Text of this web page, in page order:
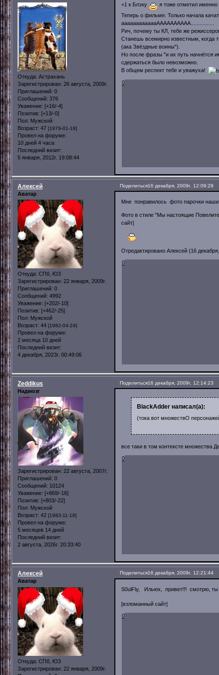
Откуда: Астрахань
Зарегистрирован: 26 августа, 2009г.
Приглашений: 0
Сообщений: 376
Уважение: [+16/-4]
Позитив: [+13/-0]
Пол: Мужской
Возраст: 47 [1979-01-18]
Провел на форуме:
10 дней 4 часа
Последний визит:
5 января, 2012г. 19:08:44
+1 к Блэку
я тоже отметил
Теперь о фильме: Только начала
ааааааааааааАААААААААА................
Рич, почему ты КЛ, тебе же
Станешь всемирно известным, когда
(ака Звёздные воины").
Но после фразы "и их путь начнётся
сдержаться было невозможно.
В общем респект тебе и уважуха!
0
Поделиться16 декабря, 2009г. 12:09:28
Алексей
Аватар
Откуда: СПб, ЮЗ
Зарегистрирован: 22 января, 2009г.
Приглашений: 0
Сообщений: 4992
Уважение: [+202/-10]
Позитив: [+462/-25]
Пол: Мужской
Возраст: 44 [1982-04-24]
Провел на форуме:
2 месяца 10 дней
Последний визит:
4 декабря, 2023г. 00:49:06
Мне понравилось фото парочки
Фото в стиле "Мы настоящие
сайт]
Отредактировано Алексей (16
0
Поделиться16 декабря, 2009г. 12:14:23
Zeddikus
Надмозг
Зарегистрирован: 22 августа, 2007г.
Приглашений: 0
Сообщений: 10124
Уважение: [+869/-16]
Позитив: [+803/-22]
Пол: Мужской
Возраст: 42 [1983-11-18]
Провел на форуме:
5 месяцев 14 дней
Последний визит:
2 августа, 2026г. 20:33:40
BlackAdder написал(а):
(тока вот множествО
все таки в том контексте множества
0
Поделиться16 декабря, 2009г. 12:21:44
Алексей
Аватар
Откуда: СПб, ЮЗ
Зарегистрирован: 22 января, 2009г.
S0ulFly, Ильюх, привет!!! смотрю,
[взломанный сайт]
0